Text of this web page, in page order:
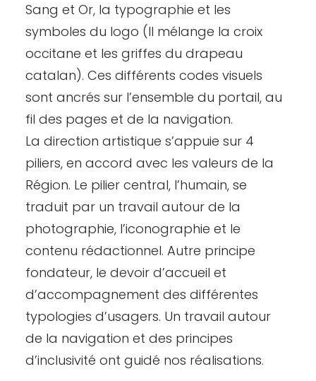
Sang et Or, la typographie et les
symboles du logo (Il mélange la croix
occitane et les griffes du drapeau
catalan). Ces différents codes visuels
sont ancrés sur l’ensemble du portail, au
fil des pages et de la navigation.
La direction artistique s’appuie sur 4
piliers, en accord avec les valeurs de la
Région. Le pilier central, l’humain, se
traduit par un travail autour de la
photographie, l’iconographie et le
contenu rédactionnel. Autre principe
fondateur, le devoir d’accueil et
d’accompagnement des différentes
typologies d’usagers. Un travail autour
de la navigation et des principes
d’inclusivité ont guidé nos réalisations.